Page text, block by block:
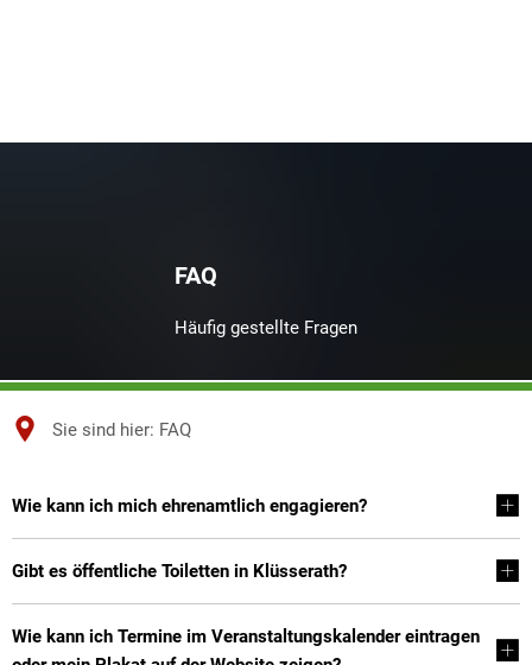
FAQ
Häufig gestellte Fragen
Sie sind hier: FAQ
FAQ
Wie kann ich mich ehrenamtlich engagieren?
Gibt es öffentliche Toiletten in Klüsserath?
Wie kann ich Termine im Veranstaltungskalender eintragen